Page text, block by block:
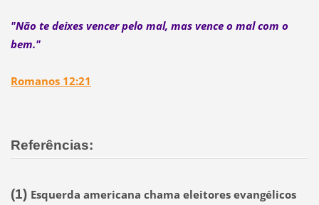
"Não te deixes vencer pelo mal, mas vence o mal com o
bem."
Romanos 12:21
Referências:
(1) Esquerda americana chama eleitores evangélicos